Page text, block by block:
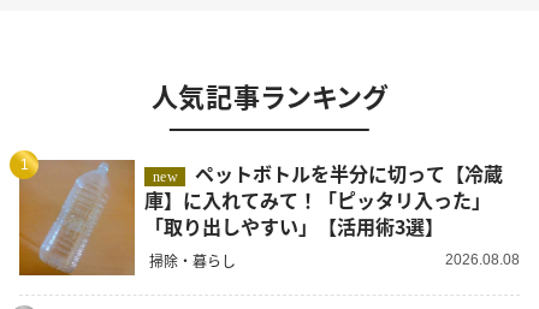
人気記事ランキング
1
new
ペットボトルを半分に切って【冷蔵
庫】に入れてみて！「ピッタリ入った」
「取り出しやすい」【活用術3選】
掃除・暮らし 2026.08.08